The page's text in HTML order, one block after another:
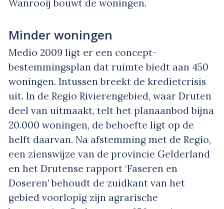
Wanrooij bouwt de woningen.
Minder woningen
Medio 2009 ligt er een concept-
bestemmingsplan dat ruimte biedt aan 450
woningen. Intussen breekt de kredietcrisis
uit. In de Regio Rivierengebied, waar Druten
deel van uitmaakt, telt het planaanbod bijna
20.000 woningen, de behoefte ligt op de
helft daarvan. Na afstemming met de Regio,
een zienswijze van de provincie Gelderland
en het Drutense rapport ‘Faseren en
Doseren’ behoudt de zuidkant van het
gebied voorlopig zijn agrarische